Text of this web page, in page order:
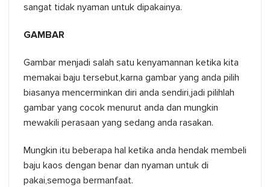
sangat tidak nyaman untuk dipakainya.
GAMBAR
Gambar menjadi salah satu kenyamannan ketika kita
memakai baju tersebut,karna gambar yang anda pilih
biasanya mencerminkan diri anda sendiri,jadi pilihlah
gambar yang cocok menurut anda dan mungkin
mewakili perasaan yang sedang anda rasakan.
Mungkin itu beberapa hal ketika anda hendak membeli
baju kaos dengan benar dan nyaman untuk di
pakai,semoga bermanfaat.